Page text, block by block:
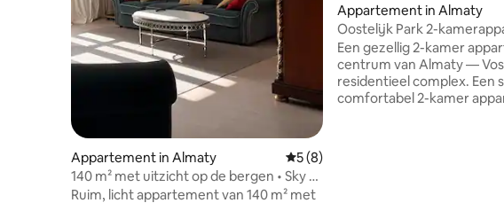
Appartement in Almaty Gemiddelde beoordeling van 5 uit 5,
5 (8)
140 m² met uitzicht op de bergen • Sky &
Silence, Almaty
Ruim, licht appartement van 140 m² met
Appartement in Almaty
Oostelijk Park 2-
Een gezellig 2-kamer
centrum van Almaty —
residentieel complex. Een schoon en
comfortabel 2-kamer